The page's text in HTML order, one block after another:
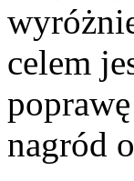
celem
nagród